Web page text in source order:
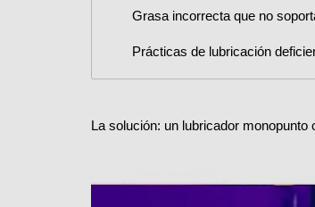
Grasa incorrecta que no
Prácticas de lubricación
La solución: un lubricador monopunto